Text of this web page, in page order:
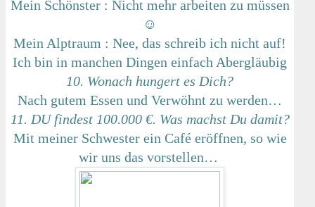
Mein Schönster : Nicht mehr arbeiten zu müssen
☺
Mein Alptraum : Nee, das schreib ich nicht auf!
Ich bin in manchen Dingen einfach Abergläubig
10. Wonach hungert es Dich?
Nach gutem Essen und Verwöhnt zu werden…
11. DU findest 100.000 €. Was machst Du damit?
Mit meiner Schwester ein Café eröffnen, so wie
wir uns das vorstellen…